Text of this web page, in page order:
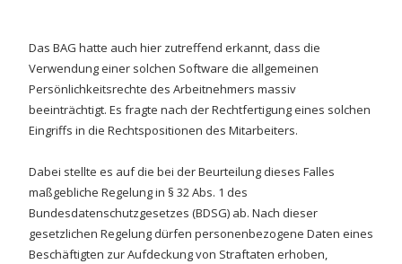
Das BAG hatte auch hier zutreffend erkannt, dass die
Verwendung einer solchen Software die allgemeinen
Persönlichkeitsrechte des Arbeitnehmers massiv
beeinträchtigt. Es fragte nach der Rechtfertigung eines solchen
Eingriffs in die Rechtspositionen des Mitarbeiters.
Dabei stellte es auf die bei der Beurteilung dieses Falles
maßgebliche Regelung in § 32 Abs. 1 des
Bundesdatenschutzgesetzes (BDSG) ab. Nach dieser
gesetzlichen Regelung dürfen personenbezogene Daten eines
Beschäftigten zur Aufdeckung von Straftaten erhoben,